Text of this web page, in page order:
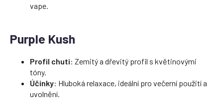
vape.
Purple Kush
Profil chuti: Zemitý a dřevitý profil s květinovými
tóny.
Účinky: Hluboká relaxace, ideální pro večerní použití a
uvolnění.